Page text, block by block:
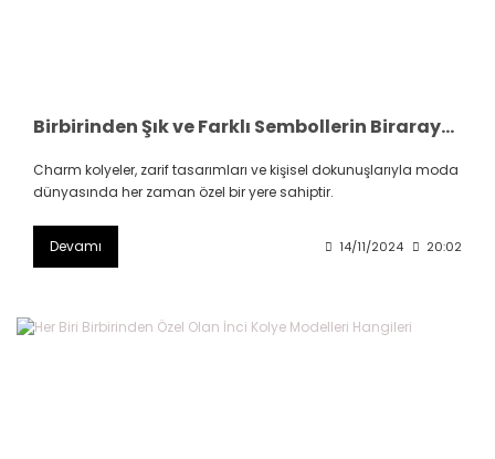
Birbirinden Şık ve Farklı Sembollerin Biraraya Getirdiği Charm Kolye Modelleri Hangileri
Charm kolyeler, zarif tasarımları ve kişisel dokunuşlarıyla moda
dünyasında her zaman özel bir yere sahiptir.
Devamı 14/11/2024 20:02